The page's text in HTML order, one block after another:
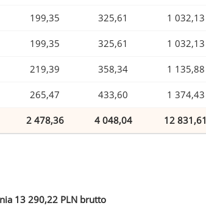
199,35 325,61 1 032,13
199,35 325,61 1 032,13
219,39 358,34 1 135,88
265,47 433,60 1 374,43
2 478,36 4 048,04 12 831,61
13 290,22 PLN brutto